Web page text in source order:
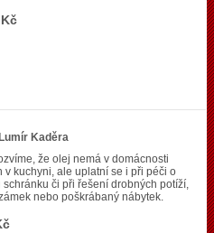
Kaděra
že olej nemá v domácnosti
v kuchyni, ale uplatní se i při péči o
či při řešení drobných potíží,
nebo poškrábaný nábytek.